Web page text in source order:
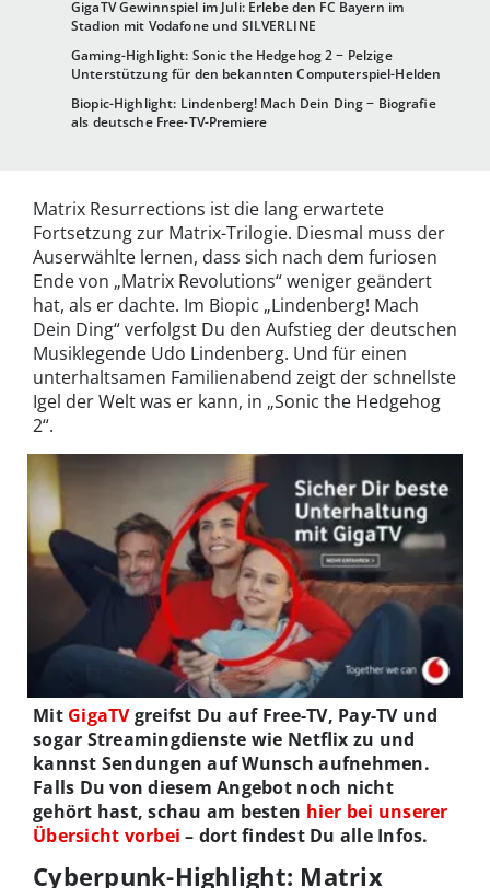
GigaTV Gewinnspiel im Juli: Erlebe den FC Bayern im
Stadion mit Vodafone und SILVERLINE
Gaming-Highlight: Sonic the Hedgehog 2 − Pelzige
Unterstützung für den bekannten Computerspiel-Helden
Biopic-Highlight: Lindenberg! Mach Dein Ding − Biografie
als deutsche Free-TV-Premiere
Matrix Resurrections ist die lang erwartete
Fortsetzung zur Matrix-Trilogie. Diesmal muss der
Auserwählte lernen, dass sich nach dem furiosen
Ende von „Matrix Revolutions“ weniger geändert
hat, als er dachte. Im Biopic „Lindenberg! Mach
Dein Ding“ verfolgst Du den Aufstieg der deutschen
Musiklegende Udo Lindenberg. Und für einen
unterhaltsamen Familienabend zeigt der schnellste
Igel der Welt was er kann, in „Sonic the Hedgehog
2“.
Mit GigaTVgreifst Du auf Free-TV, Pay-TV und
sogar Streamingdienste wie Netflix zu und
kannst Sendungen auf Wunsch aufnehmen.
Falls Du von diesem Angebot noch nicht
gehört hast, schau am besten hier bei unserer
Übersicht vorbei – dort findest Du alle Infos.
Cyberpunk-Highlight: Matrix